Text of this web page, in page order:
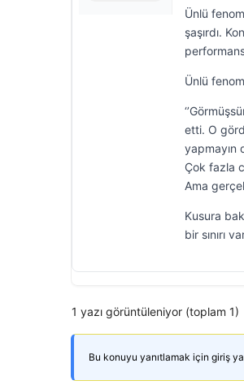
Ünlü
şaşırdı.
Ünlü
etti. O
yapmayın
Çok fazla
Ama
Kusura
bir sınırı
1 yazı görüntüleniyor (toplam 1)
Bu konuyu yanıtlamak için giriş